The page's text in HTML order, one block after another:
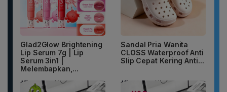
Glad2Glow Brightening
Lip Serum 7g | Lip
Serum 3in1 |
Melembapkan,...
Sandal Pria Wanita
CLOSS Waterproof Anti
Slip Cepat Kering Anti...